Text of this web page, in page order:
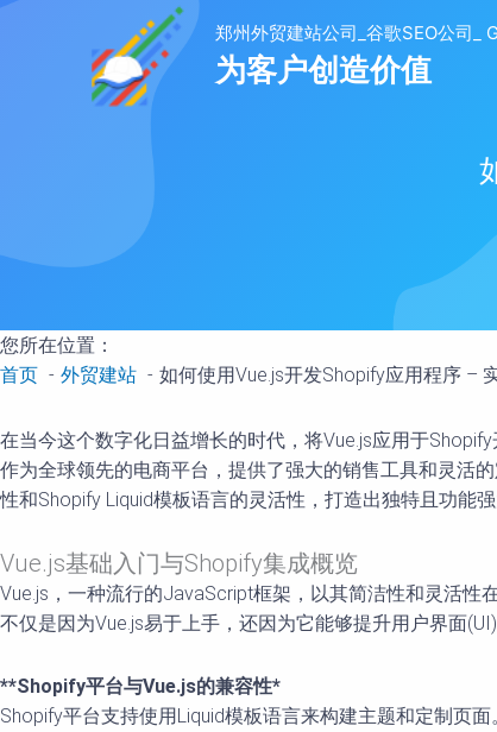
您所在位置：
首页
外贸建站 如何使用Vue.js开发Shopify应用程序 –
在当今这个数字化日益增长的时代，将Vue.js应用于
作为全球领先的电商平台，提供了强大的销售工具和灵活
性和Shopify Liquid模板语言的灵活性，打造出独特且功能强
Vue.js基础入门与Shopify集成概览
Vue.js，一种流行的JavaScript框架，以其简洁性和灵活
不仅是因为Vue.js易于上手，还因为它能够提升用户界面
**Shopify平台与Vue.js的兼容性*
Shopify平台支持使用Liquid模板语言来构建主题和定制页